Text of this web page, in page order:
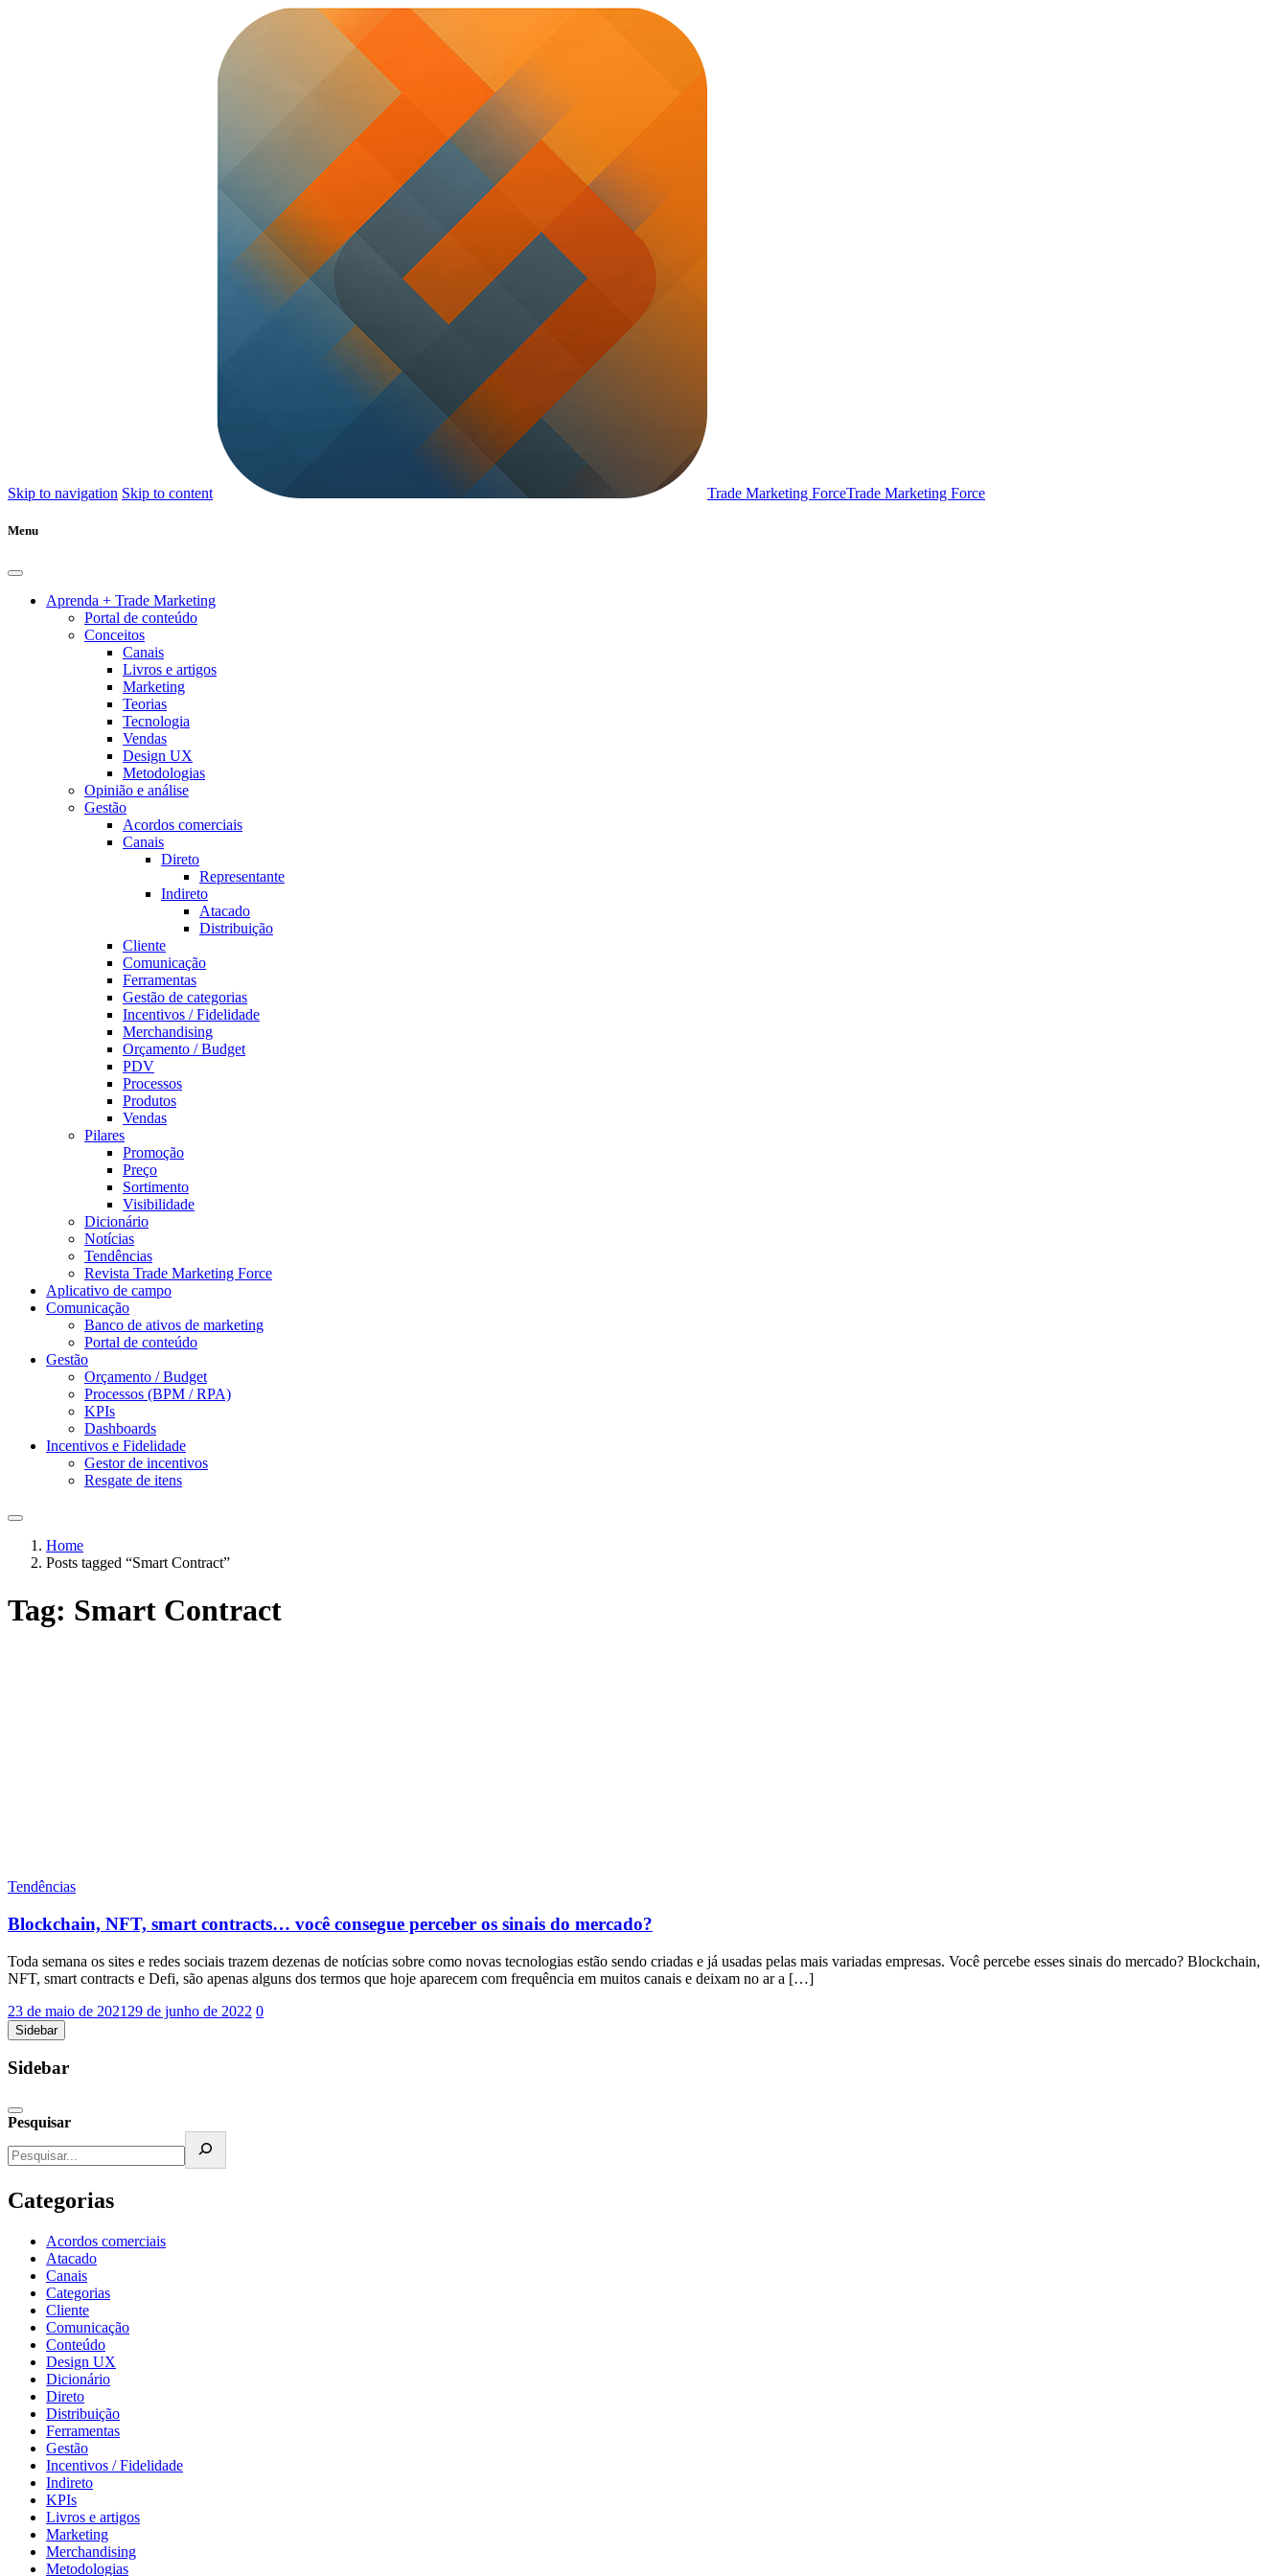
Skip to navigation Skip to content Trade Marketing ForceTrade Marketing Force
Menu
Aprenda + Trade Marketing
Portal de conteúdo
Conceitos
Canais
Livros e artigos
Marketing
Teorias
Tecnologia
Vendas
Design UX
Metodologias
Opinião e análise
Gestão
Acordos comerciais
Canais
Direto
Representante
Indireto
Atacado
Distribuição
Cliente
Comunicação
Ferramentas
Gestão de categorias
Incentivos / Fidelidade
Merchandising
Orçamento / Budget
PDV
Processos
Produtos
Vendas
Pilares
Promoção
Preço
Sortimento
Visibilidade
Dicionário
Notícias
Tendências
Revista Trade Marketing Force
Aplicativo de campo
Comunicação
Banco de ativos de marketing
Portal de conteúdo
Gestão
Orçamento / Budget
Processos (BPM / RPA)
KPIs
Dashboards
Incentivos e Fidelidade
Gestor de incentivos
Resgate de itens
Home
Posts tagged “Smart Contract”
Tag: Smart Contract
Tendências
Blockchain, NFT, smart contracts… você consegue perceber os sinais do mercado?
Toda semana os sites e redes sociais trazem dezenas de notícias sobre como novas tecnologias estão sendo criadas e já usadas pelas mais variadas empresas. Você percebe esses sinais do mercado? Blockchain,
NFT, smart contracts e Defi, são apenas alguns dos termos que hoje aparecem com frequência em muitos canais e deixam no ar a […]
23 de maio de 2021 29 de junho de 2022 0
Sidebar
Sidebar
Pesquisar
Categorias
Acordos comerciais
Atacado
Canais
Categorias
Cliente
Comunicação
Conteúdo
Design UX
Dicionário
Direto
Distribuição
Ferramentas
Gestão
Incentivos / Fidelidade
Indireto
KPIs
Livros e artigos
Marketing
Merchandising
Metodologias